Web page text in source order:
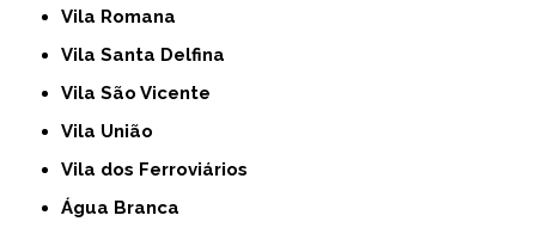
Vila Romana
Vila Santa Delfina
Vila São Vicente
Vila União
Vila dos Ferroviários
Água Branca